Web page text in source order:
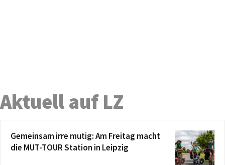
Aktuell auf LZ
Gemeinsam irre mutig: Am Freitag macht
die MUT-TOUR Station in Leipzig